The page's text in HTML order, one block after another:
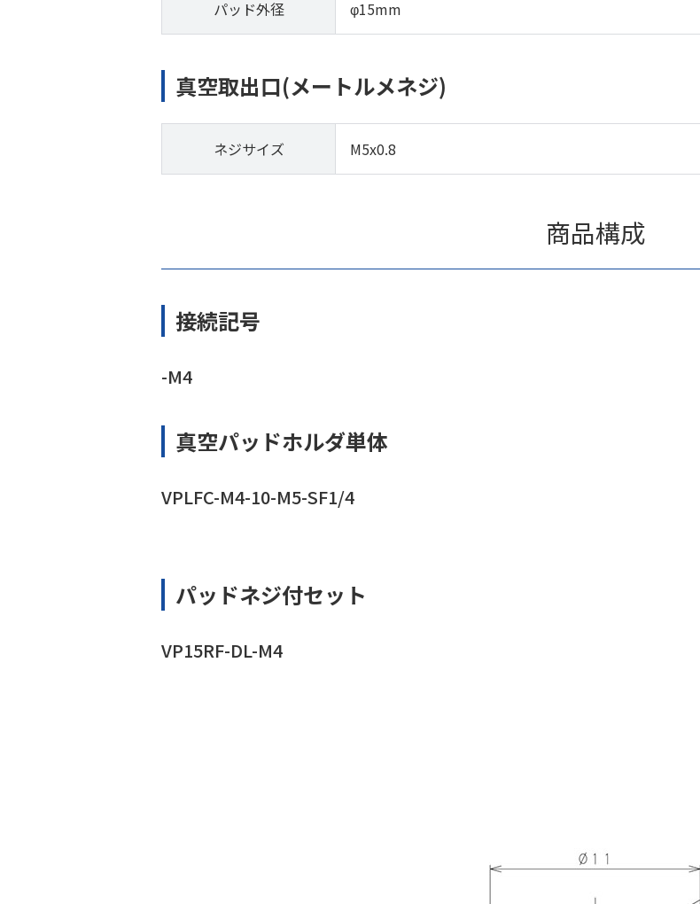
パッド外径 φ15mm
真空取出口(メートルメネジ)
ネジサイズ M5x0.8
商品構成
接続記号
-M4
真空パッドホルダ単体
VPLFC-M4-10-M5-SF1/4
パッドネジ付セット
VP15RF-DL-M4